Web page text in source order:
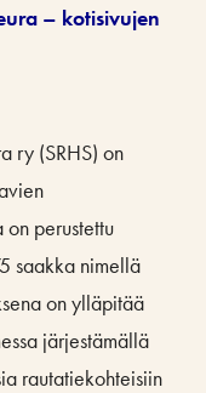
– kotisivujen
ry (SRHS) on
perustettu
saakka nimellä
on ylläpitää
järjestämällä
rautatiekohteisiin